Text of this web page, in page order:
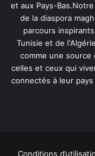
et aux Pays-
de la diaspora
parcours
Tunisie et de
comme une
celles et ceux qui
connectés à leur
Conditions